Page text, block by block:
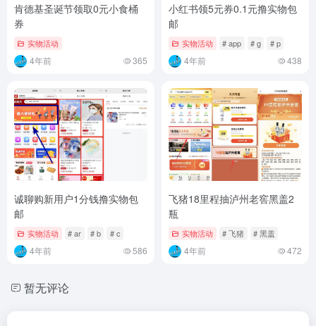
肯德基圣诞节领取0元小食桶
券
实物活动
4年前 365
小红书领5元券0.1元撸实物包
邮
实物活动 # app # g # p
4年前 438
诚聊购新用户1分钱撸实物包
邮
实物活动 # ar # b # c
4年前 586
飞猪18里程抽泸州老窖黑盖2
瓶
实物活动 # 飞猪 # 黑盖
4年前 472
暂无评论